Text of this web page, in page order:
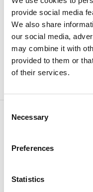
provide social media
We also share
our social media,
may combine it with
provided to them or
of their services.
Selection
Necessary
Preferences
Statistics
¤ Uteplats i
¤ Nära till bad i
¤ Wi-Fi ingår
För mer information
Kontaktinformation